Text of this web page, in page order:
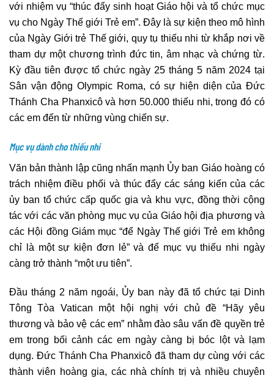
với nhiệm vụ “thúc đẩy sinh hoạt Giáo hội và tổ chức mục
vụ cho Ngày Thế giới Trẻ em”. Đây là sự kiện theo mô hình
của Ngày Giới trẻ Thế giới, quy tụ thiếu nhi từ khắp nơi về
tham dự một chương trình đức tin, âm nhạc và chứng từ.
Kỳ đầu tiên được tổ chức ngày 25 tháng 5 năm 2024 tại
Sân vận động Olympic Roma, có sự hiện diện của Đức
Thánh Cha Phanxicô và hơn 50.000 thiếu nhi, trong đó có
các em đến từ những vùng chiến sự.
Mục vụ dành cho thiếu nhi
Văn bản thành lập cũng nhấn mạnh Ủy ban Giáo hoàng có
trách nhiệm điều phối và thúc đẩy các sáng kiến của các
ủy ban tổ chức cấp quốc gia và khu vực, đồng thời cộng
tác với các văn phòng mục vụ của Giáo hội địa phương và
các Hội đồng Giám mục “để Ngày Thế giới Trẻ em không
chỉ là một sự kiện đơn lẻ” và để mục vụ thiếu nhi ngày
càng trở thành “một ưu tiên”.
Đầu tháng 2 năm ngoái, Ủy ban này đã tổ chức tại Dinh
Tông Tòa Vatican một hội nghị với chủ đề “Hãy yêu
thương và bảo vệ các em” nhằm đào sâu vấn đề quyền trẻ
em trong bối cảnh các em ngày càng bị bóc lột và lạm
dụng. Đức Thánh Cha Phanxicô đã tham dự cùng với các
thành viên hoàng gia, các nhà chính trị và nhiều chuyên